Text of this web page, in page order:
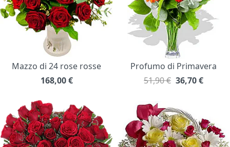
Mazzo di 24 rose rosse
168,00 €
Profumo di Primavera
51,90 € 36,70€